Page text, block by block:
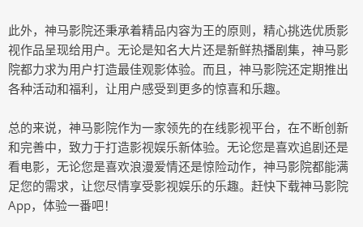
此外，神马影院还秉承着精品内容为王的原则，精心挑选优质影
视作品呈现给用户。无论是知名大片还是新鲜热播剧集，神马影
院都力求为用户打造最佳观影体验。而且，神马影院还定期推出
各种活动和福利，让用户感受到更多的惊喜和乐趣。
总的来说，神马影院作为一家领先的在线影视平台，在不断创新
和完善中，致力于打造影视娱乐新体验。无论您是喜欢追剧还是
看电影，无论您是喜欢浪漫爱情还是惊险动作，神马影院都能满
足您的需求，让您尽情享受影视娱乐的乐趣。赶快下载神马影院
App，体验一番吧！